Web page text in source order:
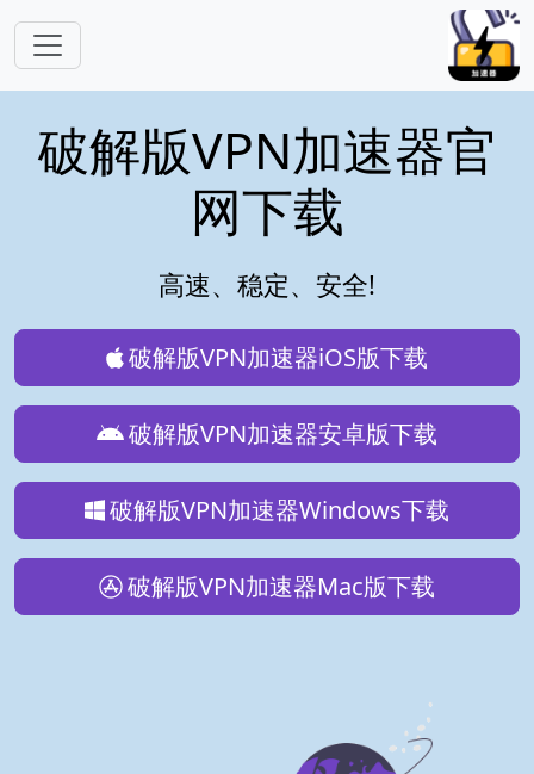
破解版VPN加速器官
网下载
高速、稳定、安全!
破解版VPN加速器iOS版下载
破解版VPN加速器安卓版下载
破解版VPN加速器Windows下载
破解版VPN加速器Mac版下载